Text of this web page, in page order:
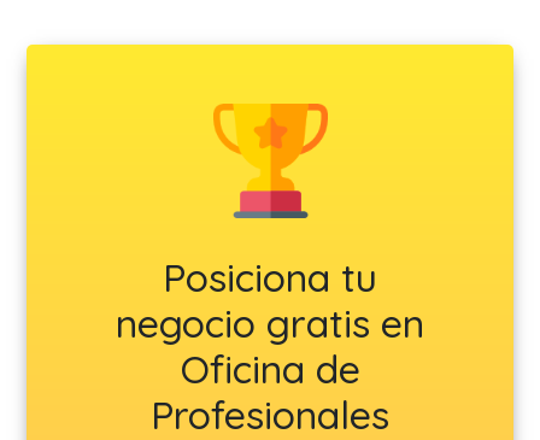
Posiciona tu
negocio gratis en
Oficina de
Profesionales